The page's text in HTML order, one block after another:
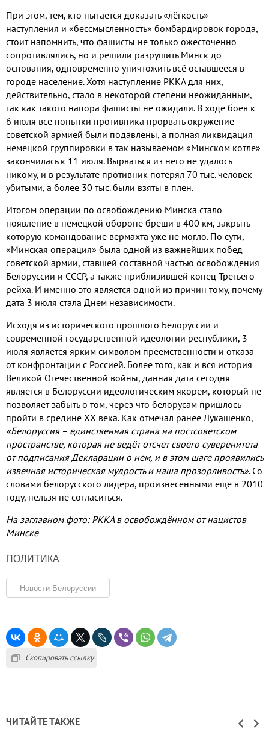
При этом, тем, кто пытается доказать «лёгкость»
наступления и «бессмысленность» бомбардировок города,
стоит напомнить, что фашисты не только ожесточённо
сопротивлялись, но и решили разрушить Минск до
основания, одновременно уничтожить всё оставшееся в
городе население.Хотя наступление РККА для них,
действительно, стало в некоторой степени неожиданным,
так как такого напора фашисты не ожидали. В ходе боёв к
6 июля все попытки противника прорвать окружение
советской армией были подавлены, а полная ликвидация
немецкой группировки в так называемом «Минском котле»
закончилась к 11 июля. Вырваться из него не удалось
никому, и в результате противник потерял 70 тыс.человек
убитыми, а более 30 тыс.были взяты в плен.
Итогом операции по освобождению Минска стало
появление в немецкой обороне бреши в 400 км, закрыть
которую командование вермахта уже не могло. По сути,
«Минская операция» была одной из важнейших побед
советской армии, ставшей составной частью освобождения
Белоруссии и СССР, а также приблизившей конец Третьего
рейха. И именно это является одной из причин тому, почему
дата 3 июля стала Днем независимости.
Исходя из исторического прошлого Белоруссии и
современной государственной идеологии республики, 3
июля является ярким символом преемственности и отказа
от конфронтации с Россией. Более того, как и вся история
Великой Отечественной войны, данная дата сегодня
является в Белоруссии идеологическим якорем, который не
позволяет забыть о том, через что белорусам пришлось
пройти в средине ХХ века. Как отмечал ранее Лукашенко,
«Белоруссия – единственная страна на постсоветском
пространстве, которая не ведёт отсчет своего суверенитета
от подписания Декларации о нем, и в этом шаге проявились
извечная историческая мудрость и наша прозорливость». Со
словами белорусского лидера, произнесёнными еще в 2010
году, нельзя не согласиться.
На заглавном фото: РККА в освобождённом от нацистов
Минске
ПОЛИТИКА
Новости Белоруссии
Скопировать ссылку
ЧИТАЙТЕ ТАКЖЕ